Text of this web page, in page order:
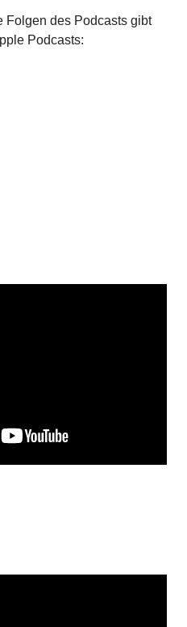
Folgen des Podcasts gibt
Podcasts: